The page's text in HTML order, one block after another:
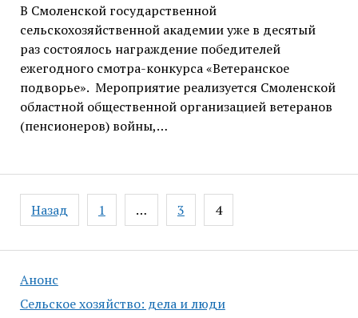
Анонс
Сельское хозяйство: дела и люди
В Смоленской государственной
сельскохозяйственной академии уже в десятый
раз состоялось награждение победителей
ежегодного смотра-конкурса «Ветеранское
подворье». Мероприятие реализуется Смоленской
областной общественной организацией ветеранов
(пенсионеров) войны,…
Навигация
по
Назад 1 … 3 4